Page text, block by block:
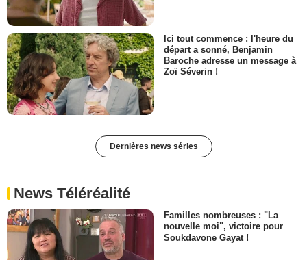
Ici tout commence : l'heure du
départ a sonné, Benjamin
Baroche adresse un message à
Zoï Séverin !
Dernières news séries
News Téléréalité
Familles nombreuses : "La
nouvelle moi", victoire pour
Soukdavone Gayat !